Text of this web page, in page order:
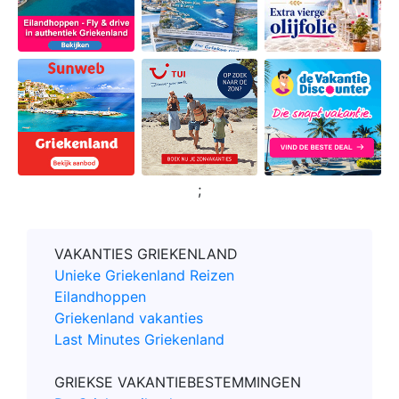
;
VAKANTIES GRIEKENLAND
Unieke Griekenland Reizen
Eilandhoppen
Griekenland vakanties
Last Minutes Griekenland
GRIEKSE VAKANTIEBESTEMMINGEN